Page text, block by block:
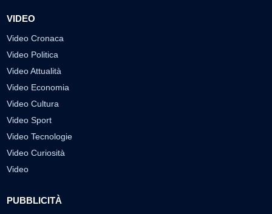
VIDEO
Video Cronaca
Video Politica
Video Attualità
Video Economia
Video Cultura
Video Sport
Video Tecnologie
Video Curiosità
Video
PUBBLICITÀ